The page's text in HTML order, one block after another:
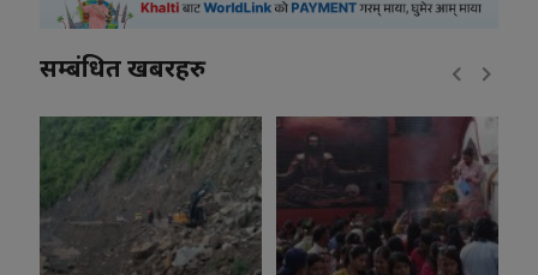
सम्बंधित खबरहरु